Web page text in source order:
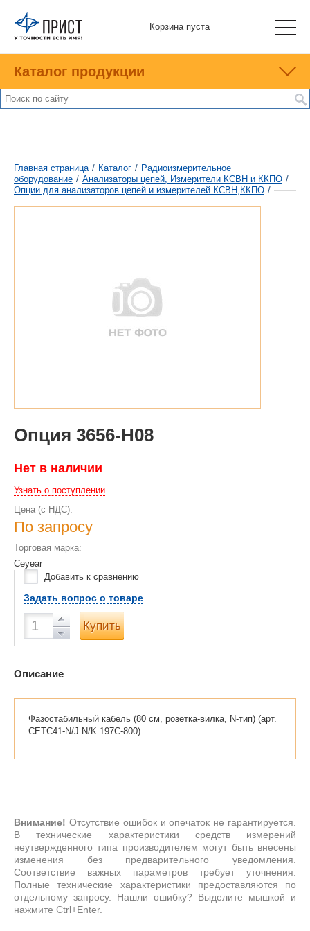
Корзина пуста
Каталог продукции
Главная страница / Каталог / Радиоизмерительное
оборудование / Анализаторы цепей, Измерители КСВН и ККПО /
Опции для анализаторов цепей и измерителей КСВН,ККПО /
Опция 3656-H08
Нет в наличии
Узнать о поступлении
Цена (с НДС):
По запросу
Торговая марка:
Ceyear
Добавить к сравнению
Задать вопрос о товаре
Купить
Описание
Фазостабильный кабель (80 см, розетка-вилка, N-тип) (арт.
CETC41-N/J.N/K.197C-800)
Внимание! Отсутствие ошибок и опечаток не гарантируется.
В технические характеристики средств измерений
неутвержденного типа производителем могут быть внесены
изменения без предварительного уведомления.
Соответствие важных параметров требует уточнения.
Полные технические характеристики предоставляются по
отдельному запросу. Нашли ошибку? Выделите мышкой и
нажмите Ctrl+Enter.